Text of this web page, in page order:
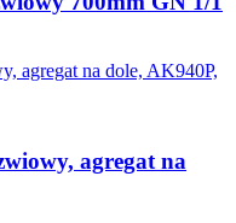
agregat na